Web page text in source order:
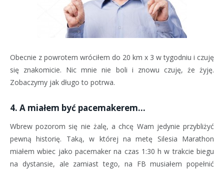
Obecnie z powrotem wróciłem do 20 km x 3 w tygodniu i czuję
się znakomicie. Nic mnie nie boli i znowu czuję, że żyję.
Zobaczymy jak długo to potrwa.
4. A miałem być pacemakerem…
Wbrew pozorom się nie żalę, a chcę Wam jedynie przybliżyć
pewną historię. Taką, w której na metę Silesia Marathon
miałem wbiec jako pacemaker na czas 1:30 h w trakcie biegu
na dystansie, ale zamiast tego, na FB musiałem popełnić